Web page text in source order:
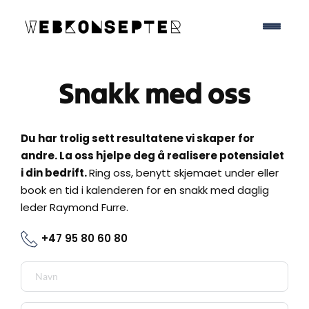
Snakk med oss
Du har trolig sett resultatene vi skaper for
andre. La oss hjelpe deg å realisere potensialet
i din bedrift. Ring oss, benytt skjemaet under eller
book en tid i kalenderen for en snakk med daglig
leder Raymond Furre.
+47 95 80 60 80